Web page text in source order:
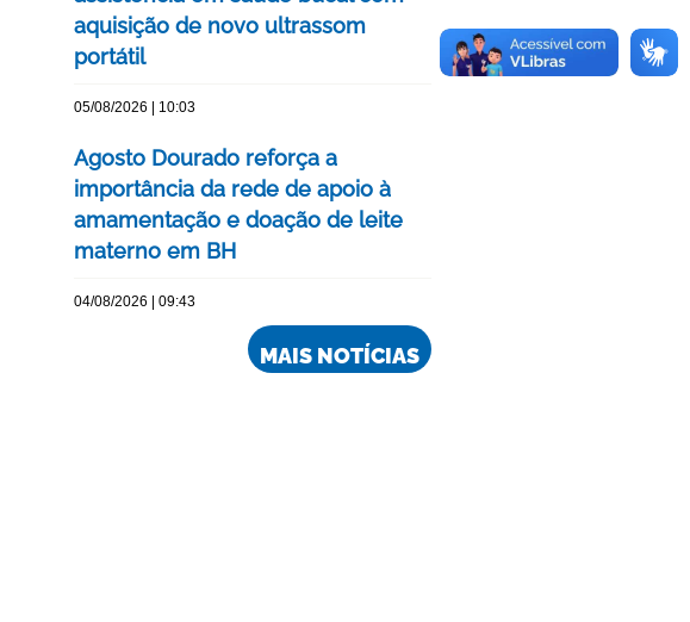
aquisição de novo ultrassom
portátil
05/08/2026 | 10:03
Agosto Dourado reforça a
importância da rede de apoio à
amamentação e doação de leite
materno em BH
04/08/2026 | 09:43
MAIS NOTÍCIAS